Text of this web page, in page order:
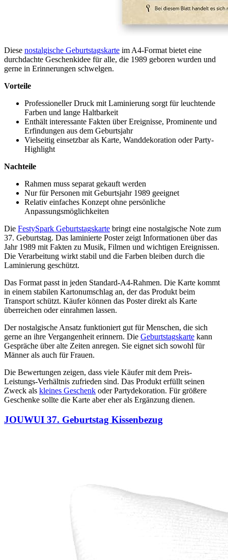
Diese nostalgische Geburtstagskarte im A4-Format bietet eine
durchdachte Geschenkidee für alle, die 1989 geboren wurden und
gerne in Erinnerungen schwelgen.
Vorteile
Professioneller Druck mit Laminierung sorgt für leuchtende
Farben und lange Haltbarkeit
Enthält interessante Fakten über Ereignisse, Prominente und
Erfindungen aus dem Geburtsjahr
Vielseitig einsetzbar als Karte, Wanddekoration oder Party-
Highlight
Nachteile
Rahmen muss separat gekauft werden
Nur für Personen mit Geburtsjahr 1989 geeignet
Relativ einfaches Konzept ohne persönliche
Anpassungsmöglichkeiten
Die FestySpark Geburtstagskarte bringt eine nostalgische Note zum
37. Geburtstag. Das laminierte Poster zeigt Informationen über das
Jahr 1989 mit Fakten zu Musik, Filmen und wichtigen Ereignissen.
Die Verarbeitung wirkt stabil und die Farben bleiben durch die
Laminierung geschützt.
Das Format passt in jeden Standard-A4-Rahmen. Die Karte kommt
in einem stabilen Kartonumschlag an, der das Produkt beim
Transport schützt. Käufer können das Poster direkt als Karte
überreichen oder einrahmen lassen.
Der nostalgische Ansatz funktioniert gut für Menschen, die sich
gerne an ihre Vergangenheit erinnern. Die Geburtstagskarte kann
Gespräche über alte Zeiten anregen. Sie eignet sich sowohl für
Männer als auch für Frauen.
Die Bewertungen zeigen, dass viele Käufer mit dem Preis-
Leistungs-Verhältnis zufrieden sind. Das Produkt erfüllt seinen
Zweck als kleines Geschenk oder Partydekoration. Für größere
Geschenke sollte die Karte aber eher als Ergänzung dienen.
JOUWUI 37. Geburtstag Kissenbezug